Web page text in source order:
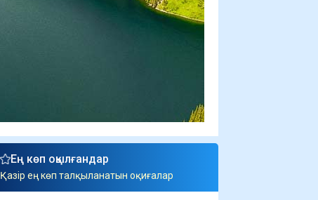
Ең көп оқылғандар
Қазір ең көп талқыланатын оқиғалар